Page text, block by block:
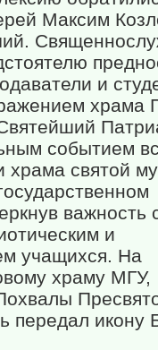
Максим
и
храма
событием
храма святой
важность
и
учащихся. На
храму МГУ,
передал икону